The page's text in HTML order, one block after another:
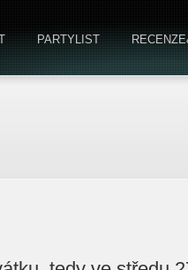
PARTYLIST